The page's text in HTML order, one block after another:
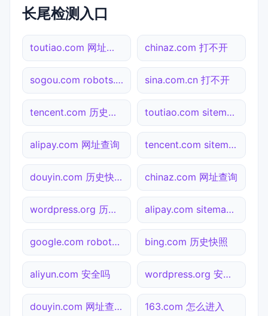
长尾检测入口
toutiao.com 网址查询 chinaz.com 打不开
sogou.com robots.txt检测 sina.com.cn 打不开
tencent.com 历史快照 toutiao.com sitemap.xml检测
alipay.com 网址查询 tencent.com sitemap.xml检测
douyin.com 历史快照 chinaz.com 网址查询
wordpress.org 历史快照 alipay.com sitemap.xml检测
google.com robots.txt检测 bing.com 历史快照
aliyun.com 安全吗 wordpress.org 安全吗
douyin.com 网址查询 163.com 怎么进入